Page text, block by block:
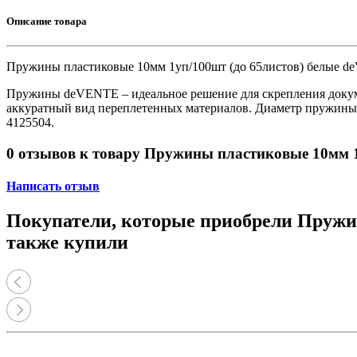
Описание товара
Пружины пластиковые 10мм 1уп/100шт (до 65листов) белые
Пружины deVENTE – идеальное решение для скрепления
аккуратный вид переплетенных материалов. Диаметр
4125504.
0 отзывов к товару Пружины пластиковые 10мм
Написать отзыв
Покупатели, которые приобрели
также купили